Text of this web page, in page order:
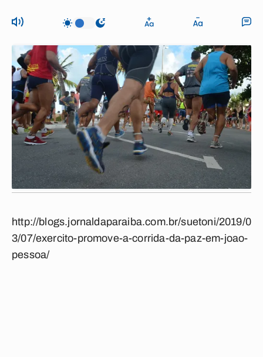
http://blogs.jornaldaparaiba.com.br/suetoni/2019/0
3/07/exercito-promove-a-corrida-da-paz-em-joao-
pessoa/